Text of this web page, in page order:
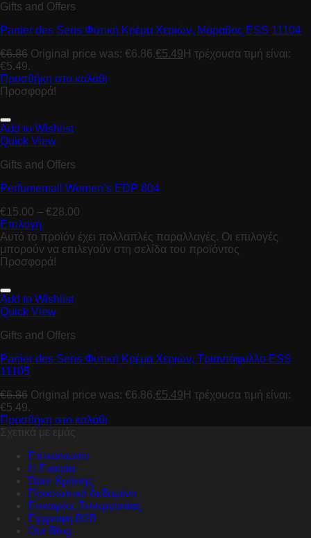
Gifts and Offers
Panier des Sens Φυτική Κρέμα Χεριών, Μάραθος ESS 11104
€6.86 Original price was: €6.86.€5.49 Η τρέχουσα τιμή είναι:
€5.49.
Προσθήκη στο καλάθι
Προσφορά!
Add to Wishlist
Quick View
Gifts and Offers
Perfumemall Women’s EDP 804
€15.00 – €28.00
Επιλογή
Αυτό το προϊόν έχει πολλαπλές παραλλαγές. Οι επιλογές
μπορούν να επιλεγούν στη σελίδα του προϊόντος
Προσφορά!
Add to Wishlist
Quick View
Gifts and Offers
Panier des Sens Φυτική Κρέμα Χεριών, Tριαντάφυλλο ESS
11105
€6.86 Original price was: €6.86.€5.49 Η τρέχουσα τιμή είναι:
€5.49.
Προσθήκη στο καλάθι
Σχετικά με εμάς
Επικοινωνία
Η Εταιρία
Όροι Χρήσης
Προσωπικά Δεδομένα
Ευκαιρίες Συνεργασίας
Εγγραφή B2B
Our Blog